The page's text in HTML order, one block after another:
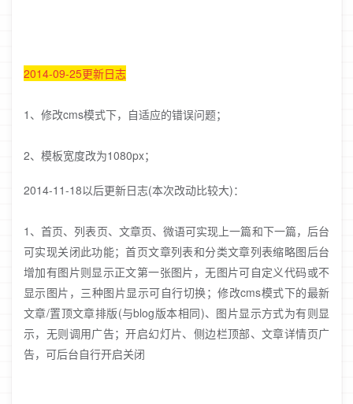
2014-09-25更新日志
1、修改cms模式下，自适应的错误问题；
2、模板宽度改为1080px；
2014-11-18以后更新日志(本次改动比较大)：
1、首页、列表页、文章页、微语可实现上一篇和下一篇，后台
可实现关闭此功能；首页文章列表和分类文章列表缩略图后台
增加有图片则显示正文第一张图片，无图片可自定义代码或不
显示图片，三种图片显示可自行切换；修改cms模式下的最新
文章/置顶文章排版(与blog版本相同)、图片显示方式为有则显
示，无则调用广告；开启幻灯片、侧边栏顶部、文章详情页广
告，可后台自行开启关闭